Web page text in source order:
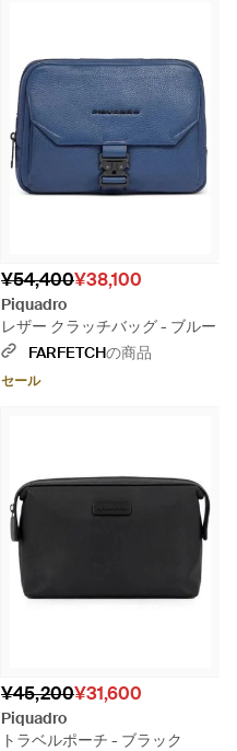
¥54,400¥38,100
Piquadro
レザー クラッチバッグ - ブルー
FARFETCHの商品
セール
¥45,200¥31,600
Piquadro
トラベルポーチ - ブラック